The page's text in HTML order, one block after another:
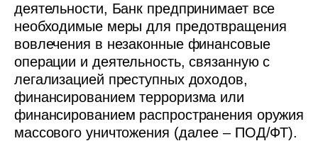
деятельности, Банк предпринимает все
необходимые меры для предотвращения
вовлечения в незаконные финансовые
операции и деятельность, связанную с
легализацией преступных доходов,
финансированием терроризма или
финансированием распространения оружия
массового уничтожения (далее – ПОД/ФТ).